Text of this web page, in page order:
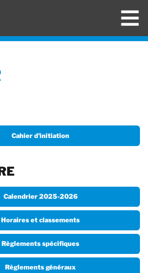
Cahier d'initiation
Calendrier 2025-2026
Horaires et classements
Règlements spécifiques
Règlements généraux